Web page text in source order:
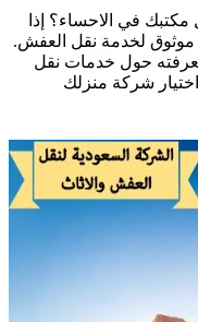
في الاحساء؟ إذا
موثوق لخدمة نقل العفش.
حول خدمات نقل
شركة منزلك